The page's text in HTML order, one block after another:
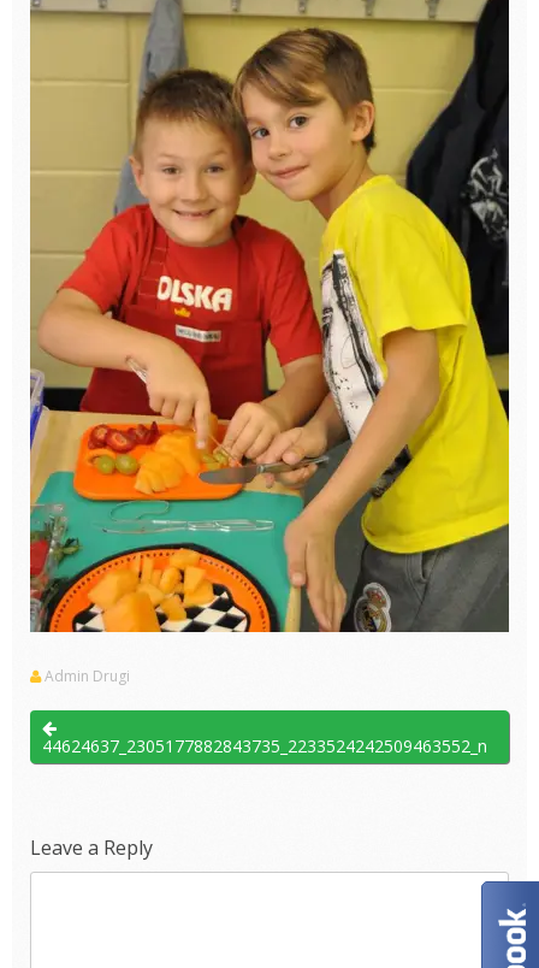
Admin Drugi
44624637_2305177882843735_2233524242509463552_n
Leave a Reply